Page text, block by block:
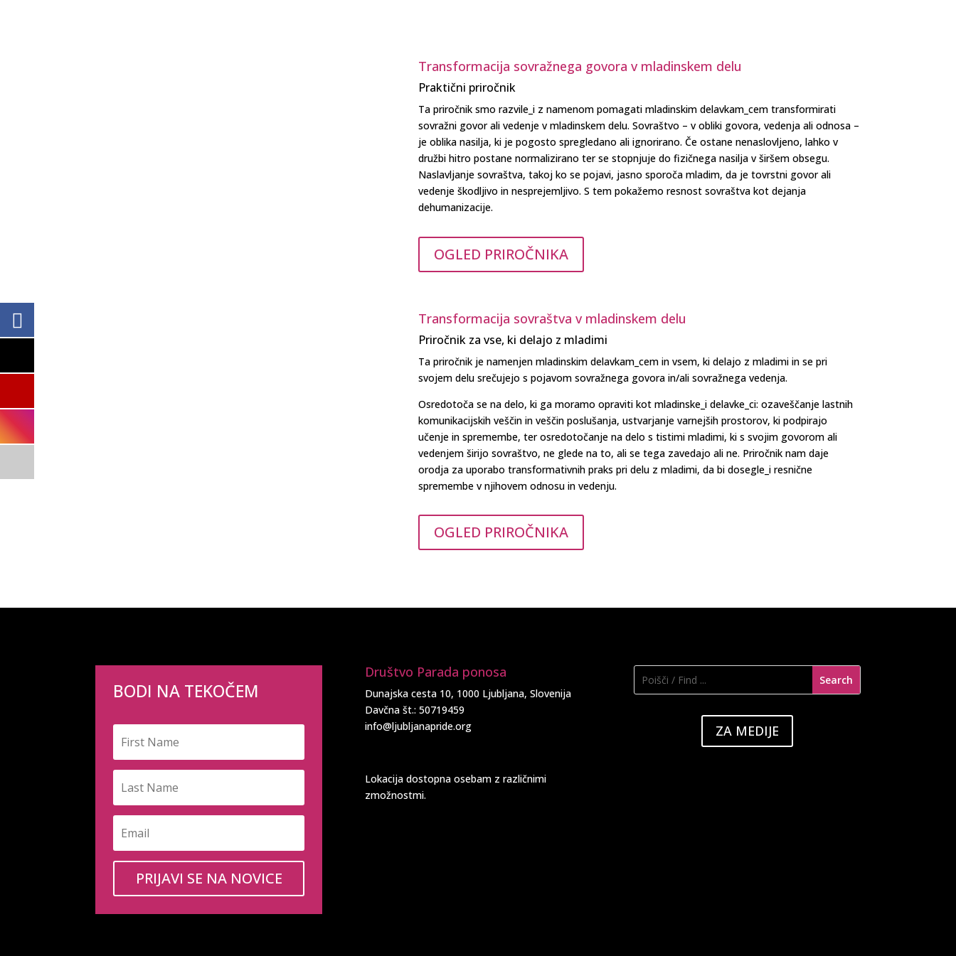
Transformacija sovražnega govora v mladinskem delu
Praktični priročnik
Ta priročnik smo razvile_i z namenom pomagati mladinskim delavkam_cem transformirati
sovražni govor ali vedenje v mladinskem delu. Sovraštvo – v obliki govora, vedenja ali odnosa –
je oblika nasilja, ki je pogosto spregledano ali ignorirano. Če ostane nenaslovljeno, lahko v
družbi hitro postane normalizirano ter se stopnjuje do fizičnega nasilja v širšem obsegu.
Naslavljanje sovraštva, takoj ko se pojavi, jasno sporoča mladim, da je tovrstni govor ali
vedenje škodljivo in nesprejemljivo. S tem pokažemo resnost sovraštva kot dejanja
dehumanizacije.
OGLED PRIROČNIKA
Transformacija sovraštva v mladinskem delu
Priročnik za vse, ki delajo z mladimi
Ta priročnik je namenjen mladinskim delavkam_cem in vsem, ki delajo z mladimi in se pri
svojem delu srečujejo s pojavom sovražnega govora in/ali sovražnega vedenja.
Osredotoča se na delo, ki ga moramo opraviti kot mladinske_i delavke_ci: ozaveščanje lastnih
komunikacijskih veščin in veščin poslušanja, ustvarjanje varnejših prostorov, ki podpirajo
učenje in spremembe, ter osredotočanje na delo s tistimi mladimi, ki s svojim govorom ali
vedenjem širijo sovraštvo, ne glede na to, ali se tega zavedajo ali ne. Priročnik nam daje
orodja za uporabo transformativnih praks pri delu z mladimi, da bi dosegle_i resnične
spremembe v njihovem odnosu in vedenju.
OGLED PRIROČNIKA
BODI NA TEKOČEM
PRIJAVI SE NA NOVICE
Društvo Parada ponosa
Dunajska cesta 10, 1000 Ljubljana, Slovenija
Davčna št.: 50719459
info@ljubljanapride.org
Lokacija dostopna osebam z različnimi
zmožnostmi.
ZA MEDIJE